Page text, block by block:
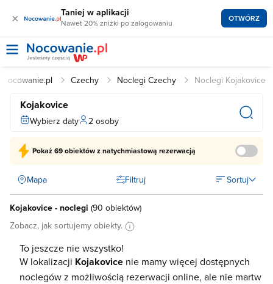
× Taniej w aplikacji
Nawet 20% zniżki po zalogowaniu OTWÓRZ
Nocowanie.pl Czechy Noclegi Czechy Noclegi Kojakovice
Kojakovice
Wybierz daty 2 osoby
Pokaż69 obiektówz natychmiastową rezerwacją
Mapa Filtruj Sortuj
Kojakovice - noclegi (90 obiektów)
Zobacz, jak sortujemy obiekty.
To jeszcze nie wszystko!
W lokalizacji Kojakovice nie mamy więcej dostępnych
noclegów z możliwością rezerwacji online, ale nie martw